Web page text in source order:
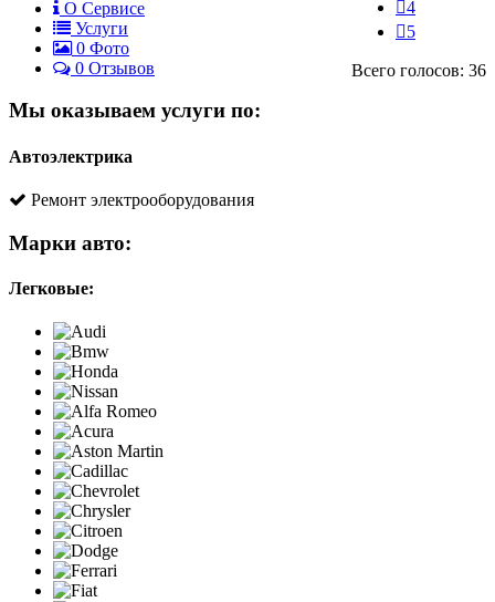
4
5
Всего голосов: 36
О Сервисе
Услуги
0 Фото
0 Отзывов
Мы оказываем услуги по:
Автоэлектрика
Ремонт электрооборудования
Марки авто:
Легковые: